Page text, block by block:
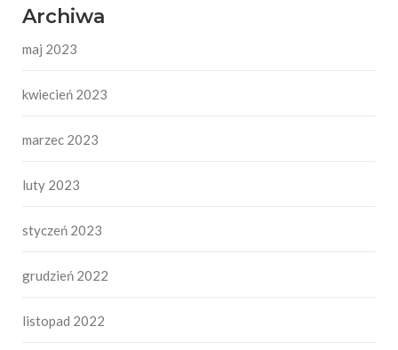
Archiwa
maj 2023
kwiecień 2023
marzec 2023
luty 2023
styczeń 2023
grudzień 2022
listopad 2022